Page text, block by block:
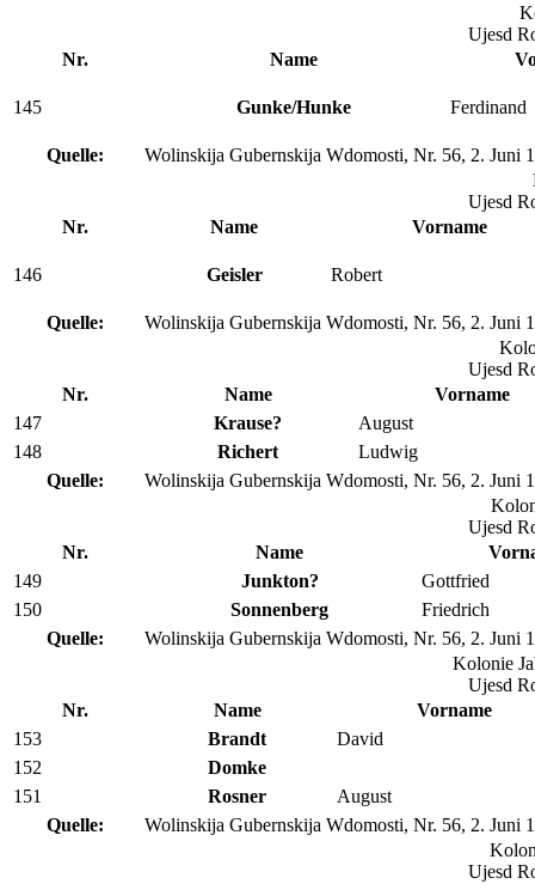
Ujesd
Nr.
Name
Quelle: Wolinskija Gubernskija Wdomosti, Nr. 56, 2. Juni
145 Gunke/Hunke Ferdinand
Ujesd
Nr.
Name Vorname
Quelle: Wolinskija Gubernskija Wdomosti, Nr. 56, 2. Juni
146 Geisler Robert
Ujesd
Nr.
Name Vorname
Quelle: Wolinskija Gubernskija Wdomosti, Nr. 56, 2. Juni
147 Krause?
August
148
Richert Ludwig
Ujesd
Nr.
Name
Quelle: Wolinskija Gubernskija Wdomosti, Nr. 56, 2. Juni
149 Junkton?
Gottfried
150
Sonnenberg Friedrich
Kolonie
Ujesd
Nr.
Name Vorname
Quelle: Wolinskija Gubernskija Wdomosti, Nr. 56, 2. Juni
153 Brandt
David
152
Domke
151
Rosner August
Ujesd